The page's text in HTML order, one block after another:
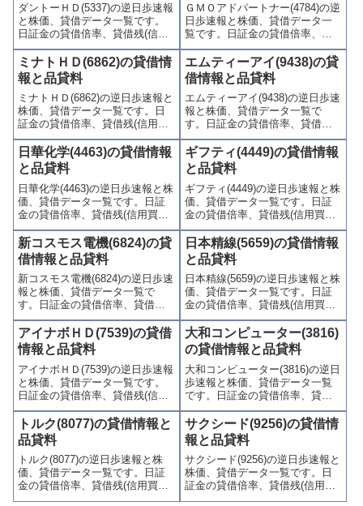
ダントーＨＤ(5337)の逆日歩速報
と株価、貸借データ一覧です。
日証金の貸借倍率、貸借残(信用
買残、信用売残)、品貸料(逆日
歩)、東証の週末残高、規制(注意
喚起・申込停止)など、空売り関
連情報を集計し、図解でわかり
やすくまとめて掲載していま
す。
ＧＭＯアドパートナー(4784)の逆
日歩速報と株価、貸借データ一
覧です。日証金の貸借倍率、貸
借残(信用買残、信用売残)、品貸
料(逆日歩)、東証の週末残高、規
制(注意喚起・申込停止)など、空
売り関連情報を集計し、図解で
わかりやすくまとめて掲載して
います。
ミナトＨＤ(6862)の貸借情
報と品貸料
ミナトＨＤ(6862)の逆日歩速報と
株価、貸借データ一覧です。日
証金の貸借倍率、貸借残(信用買
残、信用売残)、品貸料(逆日
歩)、東証の週末残高、規制(注意
喚起・申込停止)など、空売り関
連情報を集計し、図解でわかり
やすくまとめて掲載していま
す。
エムティーアイ(9438)の貸
借情報と品貸料
エムティーアイ(9438)の逆日歩速
報と株価、貸借データ一覧で
す。日証金の貸借倍率、貸借残
(信用買残、信用売残)、品貸料
(逆日歩)、東証の週末残高、規制
(注意喚起・申込停止)など、空売
り関連情報を集計し、図解でわ
かりやすくまとめて掲載してい
ます。
日華化学(4463)の貸借情報
と品貸料
日華化学(4463)の逆日歩速報と株
価、貸借データ一覧です。日証
金の貸借倍率、貸借残(信用買
残、信用売残)、品貸料(逆日
歩)、東証の週末残高、規制(注意
喚起・申込停止)など、空売り関
連情報を集計し、図解でわかり
やすくまとめて掲載していま
す。
ギフティ(4449)の貸借情報
と品貸料
ギフティ(4449)の逆日歩速報と株
価、貸借データ一覧です。日証
金の貸借倍率、貸借残(信用買
残、信用売残)、品貸料(逆日
歩)、東証の週末残高、規制(注意
喚起・申込停止)など、空売り関
連情報を集計し、図解でわかり
やすくまとめて掲載していま
す。
新コスモス電機(6824)の貸
借情報と品貸料
新コスモス電機(6824)の逆日歩速
報と株価、貸借データ一覧で
す。日証金の貸借倍率、貸借残
(信用買残、信用売残)、品貸料
(逆日歩)、東証の週末残高、規制
(注意喚起・申込停止)など、空売
り関連情報を集計し、図解でわ
かりやすくまとめて掲載してい
ます。
日本精線(5659)の貸借情報
と品貸料
日本精線(5659)の逆日歩速報と株
価、貸借データ一覧です。日証
金の貸借倍率、貸借残(信用買
残、信用売残)、品貸料(逆日
歩)、東証の週末残高、規制(注意
喚起・申込停止)など、空売り関
連情報を集計し、図解でわかり
やすくまとめて掲載していま
す。
アイナボＨＤ(7539)の貸借
情報と品貸料
アイナボＨＤ(7539)の逆日歩速報
と株価、貸借データ一覧です。
日証金の貸借倍率、貸借残(信用
買残、信用売残)、品貸料(逆日
歩)、東証の週末残高、規制(注意
喚起・申込停止)など、空売り関
連情報を集計し、図解でわかり
やすくまとめて掲載していま
す。
大和コンピューター(3816)
の貸借情報と品貸料
大和コンピューター(3816)の逆日
歩速報と株価、貸借データ一覧
です。日証金の貸借倍率、貸借
残(信用買残、信用売残)、品貸料
(逆日歩)、東証の週末残高、規制
(注意喚起・申込停止)など、空売
り関連情報を集計し、図解でわ
かりやすくまとめて掲載してい
ます。
トルク(8077)の貸借情報と
品貸料
トルク(8077)の逆日歩速報と株
価、貸借データ一覧です。日証
金の貸借倍率、貸借残(信用買
残、信用売残)、品貸料(逆日
サクシード(9256)の貸借情
報と品貸料
サクシード(9256)の逆日歩速報と
株価、貸借データ一覧です。日
証金の貸借倍率、貸借残(信用買
残、信用売残)、品貸料(逆日